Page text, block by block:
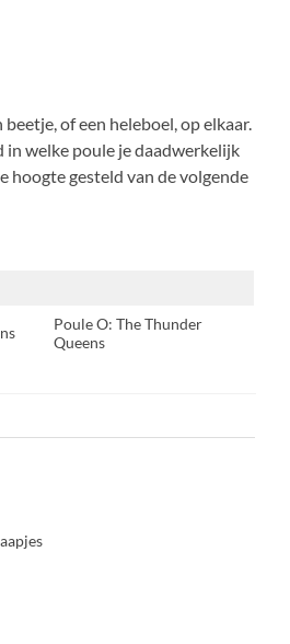
of een heleboel, op elkaar.
in welke poule je daadwerkelijk
hoogte gesteld van de volgende
Poule O: The Thunder
Queens